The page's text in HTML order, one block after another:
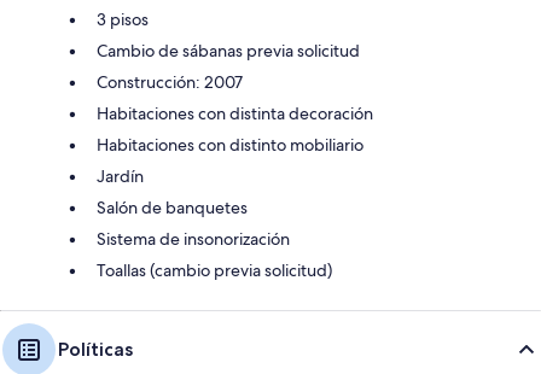
3 pisos
Cambio de sábanas previa solicitud
Construcción: 2007
Habitaciones con distinta decoración
Habitaciones con distinto mobiliario
Jardín
Salón de banquetes
Sistema de insonorización
Toallas (cambio previa solicitud)
Políticas